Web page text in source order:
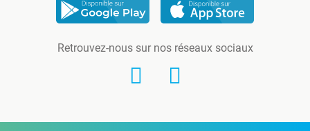
Retrouvez-nous sur nos réseaux sociaux